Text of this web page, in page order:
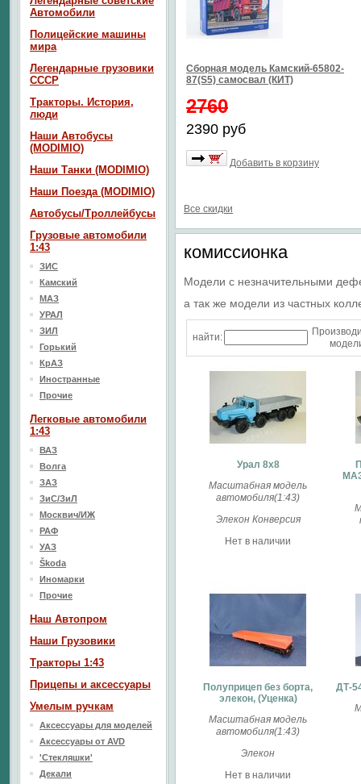
Сборная модель Камский-65802-
87(S5) самосвал (КИТ)
2760
2390 руб
Добавить в корзину
Все скидки
комиссионка
Модели с незначительными
а так же модели из частных
найти:
Урал 8х8
Масштабная модель
автомобиля(1:43)
Элекон Конверсия
Нет в наличии
Полуприцеп без борта,
элекон, (Уценка)
Масштабная модель
автомобиля(1:43)
Элекон
Нет в наличии
ДТ-
Автомобили
Полицейские машины
мира
Легендарные грузовики
СССР
Тракторы. История,
люди
Наши Автобусы
(MODIMIO)
Наши Танки (MODIMIO)
Наши Поезда (MODIMIO)
Автобусы/Троллейбусы
Грузовые автомобили
1:43
ЗИС
Камский
МАЗ
УРАЛ
ЗИЛ
Горький
КрАЗ
Иностранные
Прочие
Легковые автомобили
1:43
ВАЗ
Волга
ЗАЗ
ЗиС/ЗиЛ
Москвич/ИЖ
РАФ
УАЗ
Škoda
Иномарки
Прочие
Наш Aвтопром
Наши Грузовики
Тракторы 1:43
Прицепы и аксессуары
Умелым ручкам
Аксессуары для моделей
Аксессуары от AVD
'Стекляшки'
Декали